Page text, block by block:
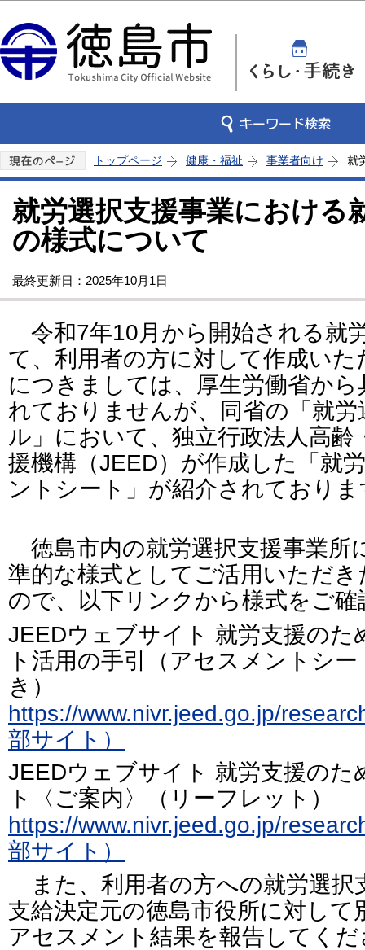
トップページ 健康・福祉 事業者向け 就
就労選択支援事業における
の様式について
最終更新日：2025年10月1日
令和7年10月から開始される就
て、利用者の方に対して作成い
につきましては、厚生労働省か
れておりませんが、同省の「就
ル」において、独立行政法人高齢
援機構（JEED）が作成した「就
ントシート」が紹介されておりま
徳島市内の就労選択支援事業所
準的な様式としてご活用いただ
ので、以下リンクから様式をご
JEEDウェブサイト 就労支援の
ト活用の手引（アセスメントシ
き）
https://www.nivr.jeed.go.jp/
部サイト）
JEEDウェブサイト 就労支援の
ト〈ご案内〉（リーフレット）
https://www.nivr.jeed.go.jp/
部サイト）
また、利用者の方への就労選択
支給決定元の徳島市役所に対して
アセスメント結果を報告してく